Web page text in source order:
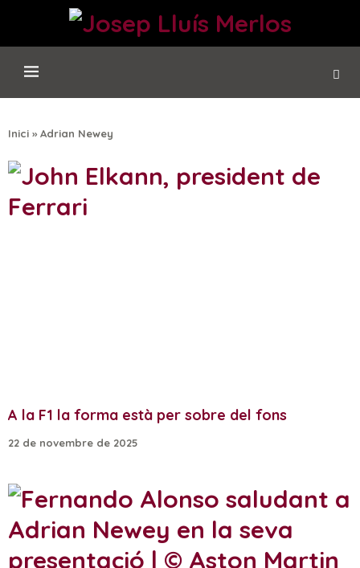
Inici »Adrian Newey
A la F1 la forma està per sobre del fons
22 de novembre de 2025